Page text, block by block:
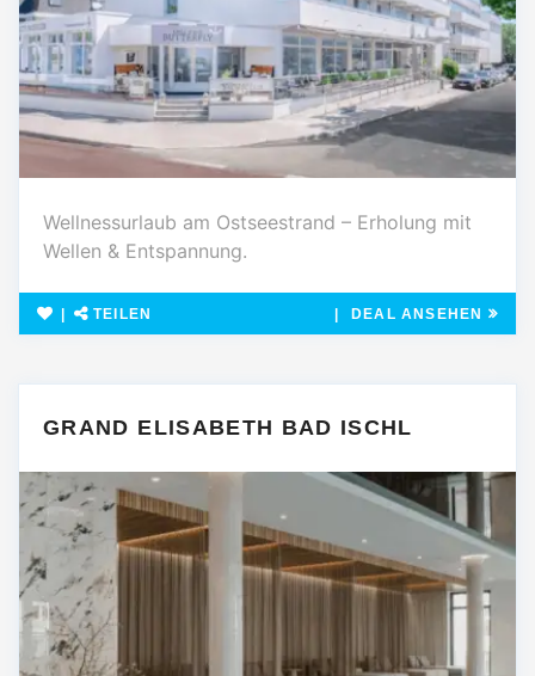
Wellnessurlaub am Ostseestrand – Erholung mit
Wellen & Entspannung.
TEILEN DEAL ANSEHEN
GRAND ELISABETH BAD ISCHL